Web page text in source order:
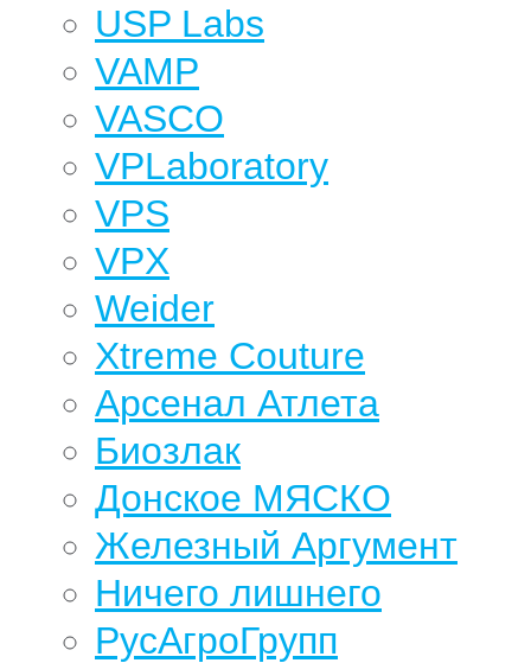
USP Labs
VAMP
VASCO
VPLaboratory
VPS
VPX
Weider
Xtreme Couture
Арсенал Атлета
Биозлак
Донское МЯСКО
Железный Аргумент
Ничего лишнего
РусАгроГрупп